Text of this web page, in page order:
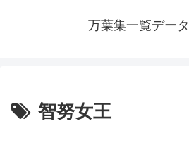
万葉集一覧デー
智努女王